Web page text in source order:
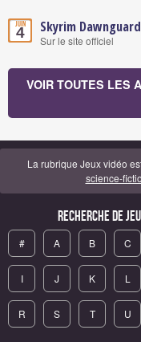
Juin
4 Skyrim
Sur le site officiel
VOIR TOUTES LES
La rubrique Jeux vidéo
science-
Recherche de
# A B C
I J K L
R S T U